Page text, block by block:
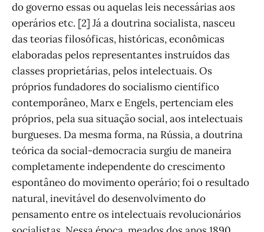
do governo essas ou aquelas leis necessárias aos
operários etc. [2] Já a doutrina socialista, nasceu
das teorias filosóficas, históricas, econômicas
elaboradas pelos representantes instruídos das
classes proprietárias, pelos intelectuais. Os
próprios fundadores do socialismo científico
contemporâneo, Marx e Engels, pertenciam eles
próprios, pela sua situação social, aos intelectuais
burgueses. Da mesma forma, na Rússia, a doutrina
teórica da social-democracia surgiu de maneira
completamente independente do crescimento
espontâneo do movimento operário; foi o resultado
natural, inevitável do desenvolvimento do
pensamento entre os intelectuais revolucionários